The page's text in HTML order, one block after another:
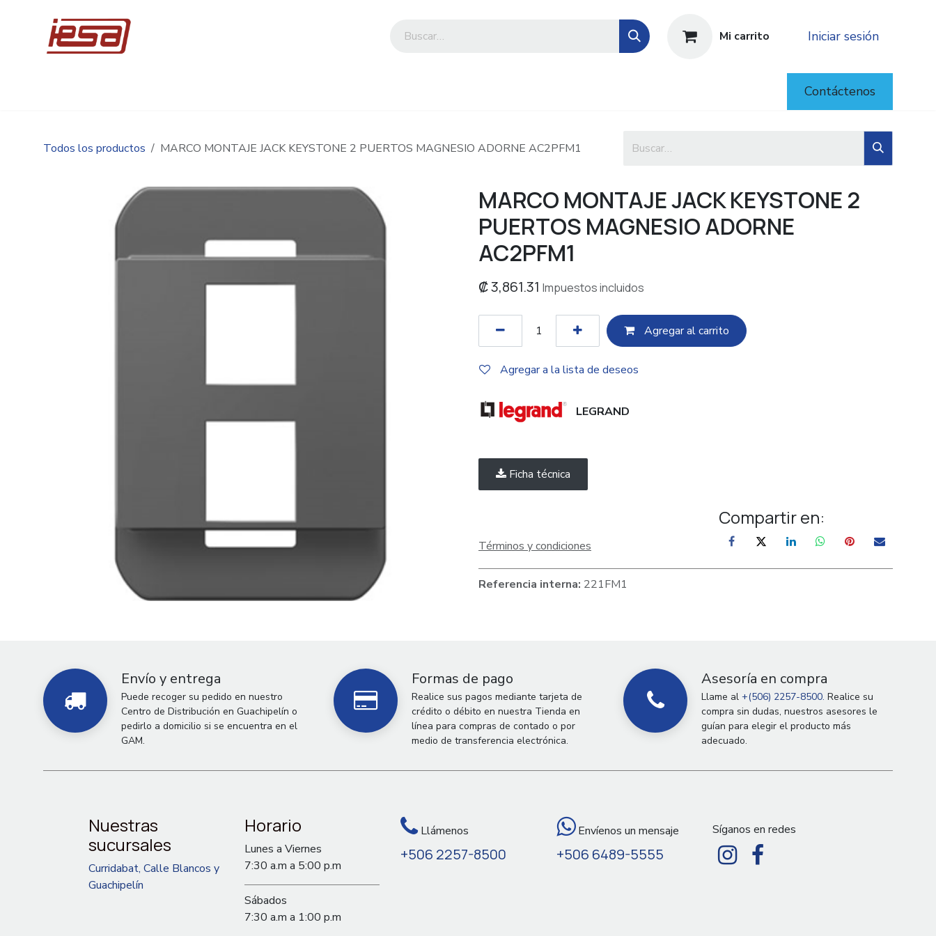
Mi carrito
Iniciar sesión
Contáctenos
Todos los productos MARCO MONTAJE JACK KEYSTONE 2 PUERTOS MAGNESIO ADORNE AC2PFM1
MARCO MONTAJE JACK KEYSTONE 2
PUERTOS MAGNESIO ADORNE
AC2PFM1
₡3,861.31 Impuestos incluidos
Agregar al c​​arrito
Agregar a la lista de deseos
LEGRAND
Ficha técnica
Términos y condiciones
Compartir en:
Referencia interna: 221FM1
Envío y entrega
Puede recoger su pedido en nuestro
Centro de Distribución en Guachipelín o
pedirlo a domicilio si se encuentra en el
GAM.
Formas de pago
Realice sus pagos mediante tarjeta de
crédito o débito en nuestra Tienda en
línea para compras de contado o por
medio de transferencia electrónica.
Asesoría en compra
Llame al+(506) 2257-8500. Realice su
compra sin dudas, nuestros asesores le
guían para elegir el producto más
adecuado.
Nuestras
sucursales
Curridabat, Calle Blancos y
Guachipelín
Horario
Lunes a Viernes
7:30 a.m a 5:00 p.m
Sábados
7:30 a.m a 1:00 p.m
Llámenos
+506 2257-8500
Envíenos un mensaje
+506 6489-5555
Síganos en redes